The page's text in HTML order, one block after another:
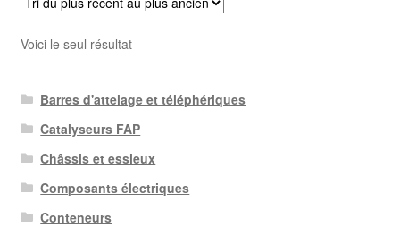
Voici le seul résultat
Barres d'attelage et téléphériques
Catalyseurs FAP
Châssis et essieux
Composants électriques
Conteneurs